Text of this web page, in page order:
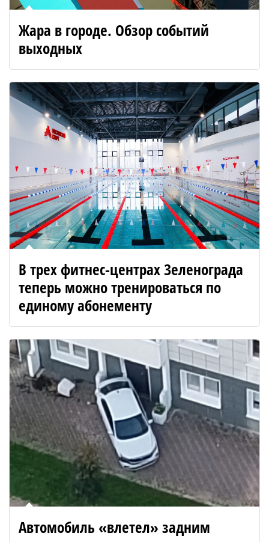
Жара в городе. Обзор событий
выходных
В трех фитнес-центрах Зеленограда
теперь можно тренироваться по
единому абонементу
Автомобиль «влетел» задним